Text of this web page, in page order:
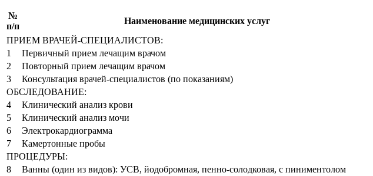
№
п/п
Наименование медицинских услуг
ПРИЕМ ВРАЧЕЙ-СПЕЦИАЛИСТОВ:
1
Первичный прием лечащим врачом
2
Повторный прием лечащим врачом
3
Консультация врачей-специалистов (по показаниям)
ОБСЛЕДОВАНИЕ:
4
Клинический анализ крови
5
Клинический анализ мочи
6
Электрокардиограмма
7
Камертонные пробы
ПРОЦЕДУРЫ:
8
Ванны (один из видов): УСВ, йодобромная, пенно-солодковая, с пиниментолом